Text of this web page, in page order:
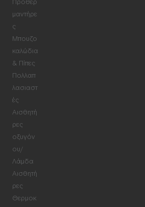
Προθερ
μαντήρε
ς
Μπουζο
καλώδια
& Πίπες
Πολλαπ
λασιαστ
ές
Αισθητή
ρες
οξυγόν
ου/
Λάμδα
Αισθητή
ρες
Θερμοκ